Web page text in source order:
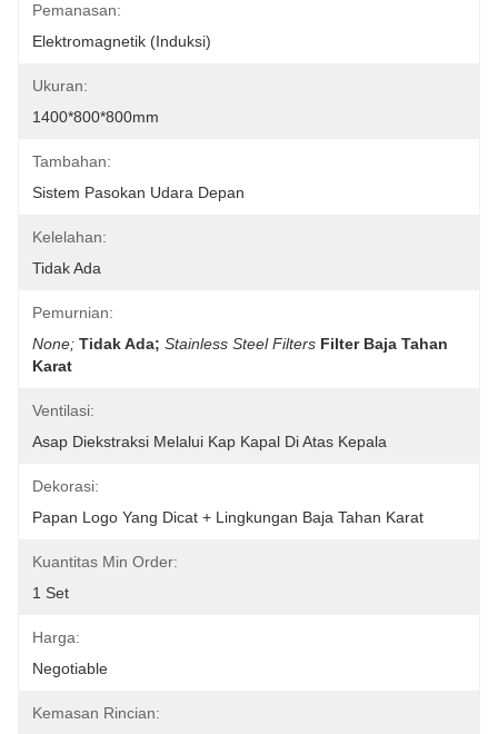
Pemanasan:
Elektromagnetik (Induksi)
Ukuran:
1400*800*800mm
Tambahan:
Sistem Pasokan Udara Depan
Kelelahan:
Tidak Ada
Pemurnian:
None; Tidak Ada; Stainless Steel Filters Filter Baja Tahan
Karat
Ventilasi:
Asap Diekstraksi Melalui Kap Kapal Di Atas Kepala
Dekorasi:
Papan Logo Yang Dicat + Lingkungan Baja Tahan Karat
Kuantitas Min Order:
1 Set
Harga:
Negotiable
Kemasan Rincian: